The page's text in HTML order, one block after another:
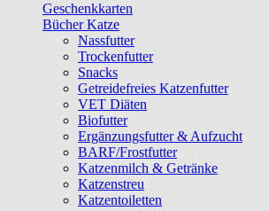
Geschenkkarten
Bücher Katze
Nassfutter
Trockenfutter
Snacks
Getreidefreies Katzenfutter
VET Diäten
Biofutter
Ergänzungsfutter & Aufzucht
BARF/Frostfutter
Katzenmilch & Getränke
Katzenstreu
Katzentoiletten